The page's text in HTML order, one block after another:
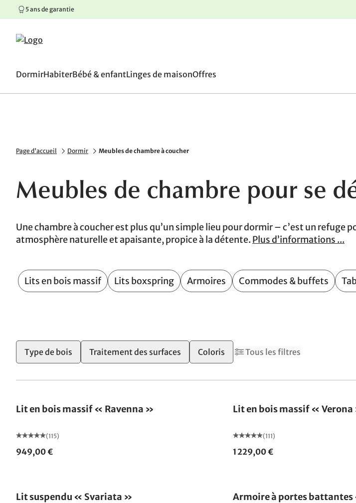
Aller au contenu principal
Aller à la navigation principale
Aller au pied de page
5 ans de garantie
DormirHabiterBébé & enfantLinges de maisonOffres
Page d'accueil Dormir Meubles de chambre à coucher
Meubles de chambre pour se
Une chambre à coucher est plus qu’un simple lieu pour dormir – c’est un refuge
atmosphère naturelle et apaisante, propice à la détente. Plus d’informations ...
Lits en bois massif Lits boxspring Armoires Commodes & buffets
Type de bois Traitement des surfaces Coloris Tous les filtres
Lit en bois massif « Ravenna »
(115)
949,00 €
Lit en bois massif «
(111)
1 229,00 €
Lit suspendu « Svariata » Armoire à portes battantes